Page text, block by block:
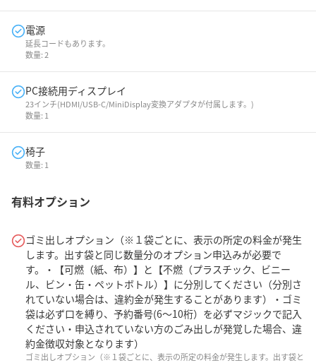
電源
延長コードもあります。
数量:2
PC接続用ディスプレイ
23インチ(HDMI/USB-C/MiniDisplay変換アダプタが付属します。)
数量: 1
椅子
数量: 1
有料オプション
ゴミ出しオプション（※１袋ごとに、表示の所定の料金が発生
します。出す袋と同じ数量分のオプション申込みが必要で
す。・【可燃（紙、布）】と【不燃（プラスチック、ビニー
ル、ビン・缶・ペットボトル）】に分別してください（分別さ
れていない場合は、違約金が発生することがあります）・ゴミ
袋は必ず口を縛り、予約番号(6～10桁）を必ずマジックで記入
ください・申込されていない方のごみ出しが発覚した場合、違
約金徴収対象となります）
ゴミ出しオプション（※１袋ごとに、表示の所定の料金が発生します。出す袋と